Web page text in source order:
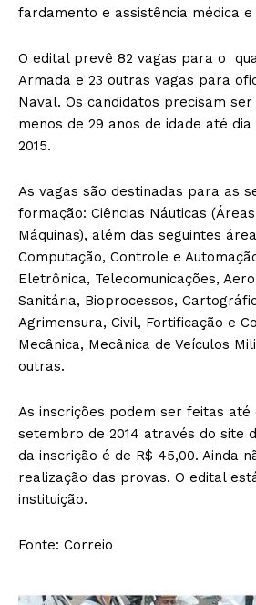
fardamento e assistência médica
O edital prevê 82 vagas para o
Armada e 23 outras vagas para
Naval. Os candidatos precisam
menos de 29 anos de idade até dia
2015.
As vagas são destinadas para as
formação: Ciências Náuticas
Máquinas), além das seguintes
Computação, Controle e
Eletrônica, Telecomunicações,
Sanitária, Bioprocessos,
Agrimensura, Civil, Fortificação e
Mecânica, Mecânica de Veículos
outras.
As inscrições podem ser feitas até
setembro de 2014 através do site
da inscrição é de R$ 45,00. Ainda
realização das provas. O edital
instituição.
Fonte: Correio